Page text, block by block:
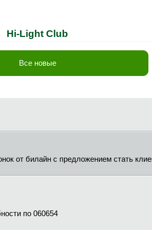
Hi-Light Club
Все новые
от билайн с предложением стать
по 060654